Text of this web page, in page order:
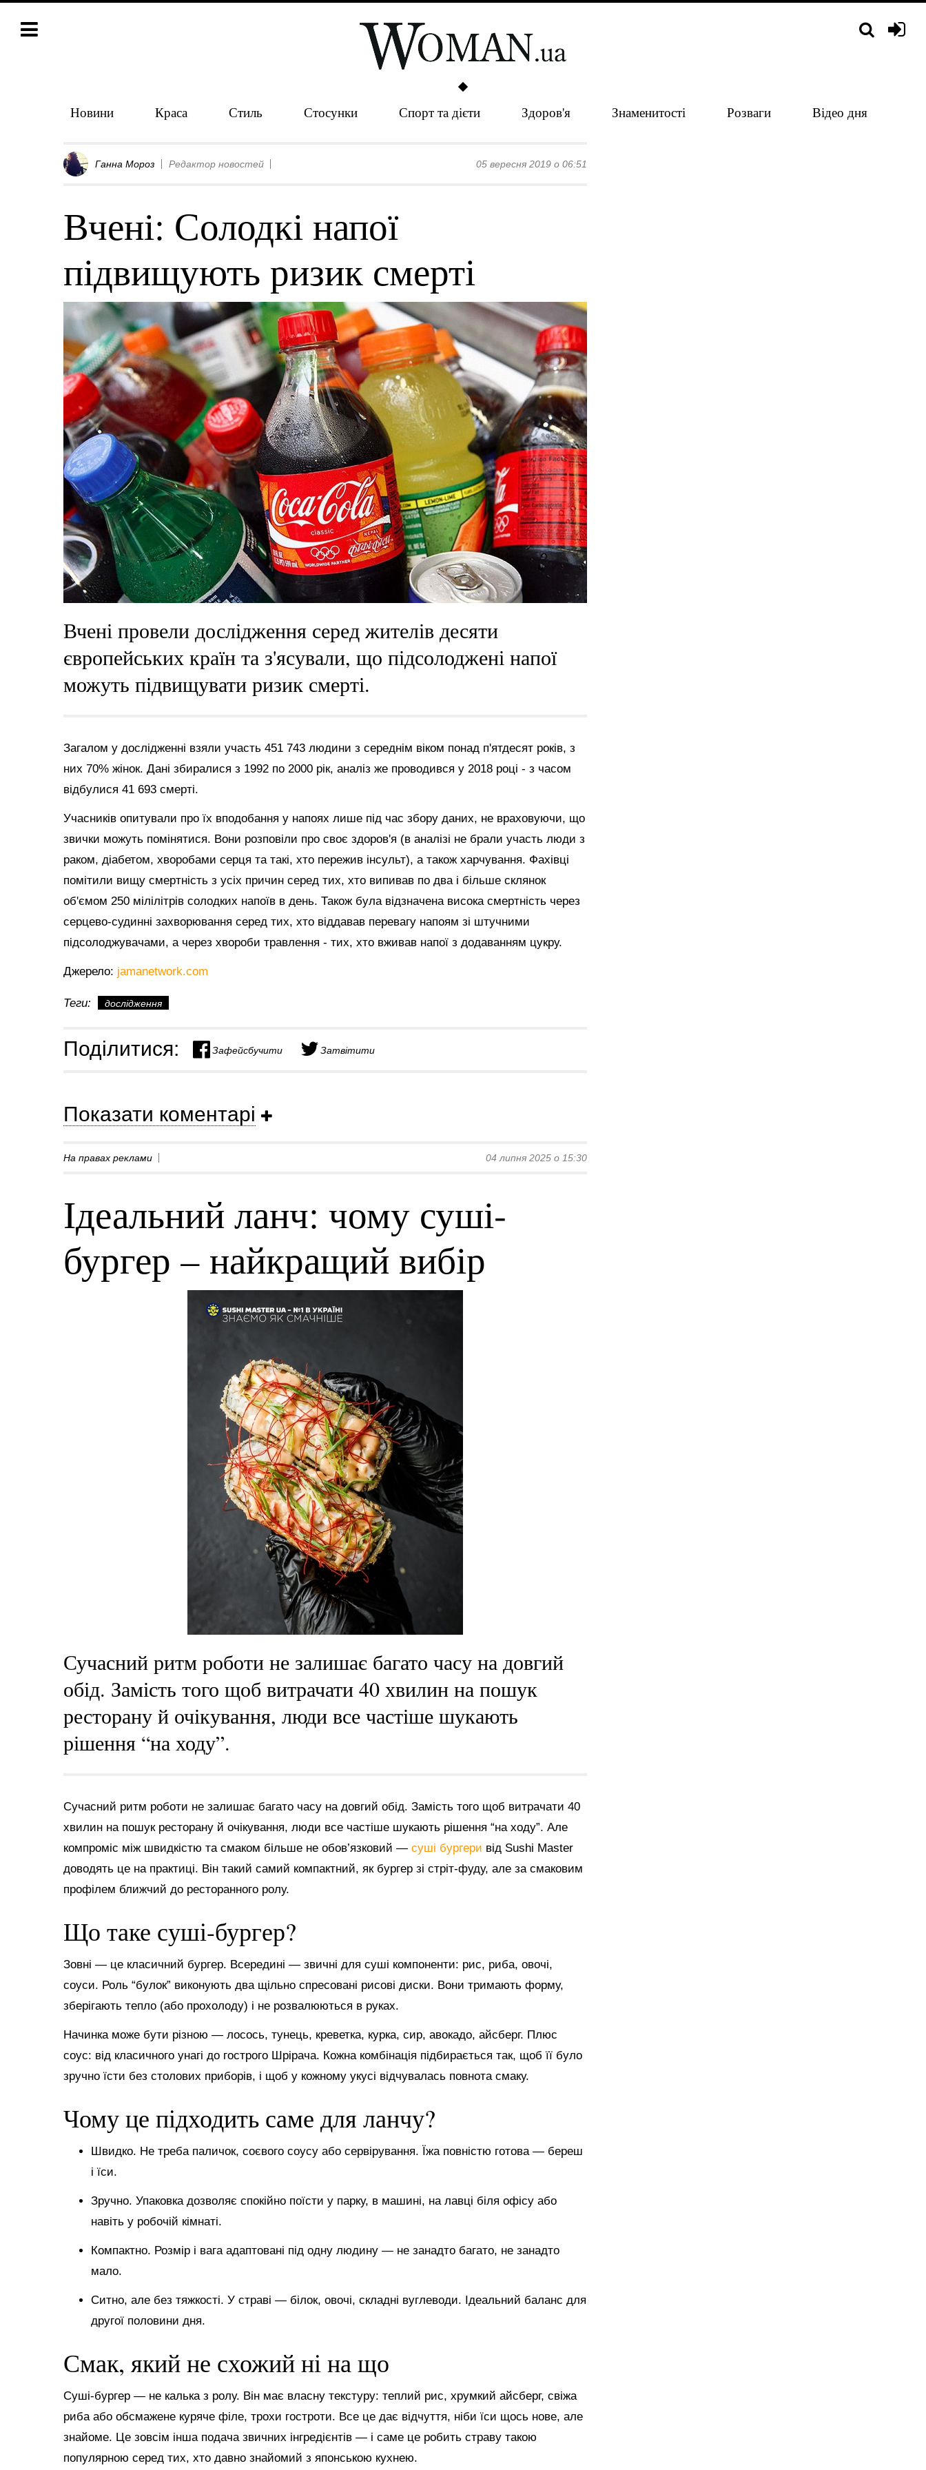
Новини Краса Стиль Стосунки Спорт та дієти Здоров'я Знаменитості Розваги Відео дня
Ганна Мороз Редактор новостей 05 вересня 2019 о 06:51
Вчені: Солодкі напої
підвищують ризик смерті
Вчені провели дослідження серед жителів десяти
європейських країн та з'ясували, що підсолоджені напої
можуть підвищувати ризик смерті.
Загалом у дослідженні взяли участь 451 743 людини з середнім віком понад п'ятдесят років, з
них 70% жінок. Дані збиралися з 1992 по 2000 рік, аналіз же проводився у 2018 році - з часом
відбулися 41 693 смерті.
Учасників опитували про їх вподобання у напоях лише під час збору даних, не враховуючи, що
звички можуть помінятися. Вони розповіли про своє здоров'я (в аналізі не брали участь люди з
раком, діабетом, хворобами серця та такі, хто пережив інсульт), а також харчування. Фахівці
помітили вищу смертність з усіх причин серед тих, хто випивав по два і більше склянок
об'ємом 250 мілілітрів солодких напоїв в день. Також була відзначена висока смертність через
серцево-судинні захворювання серед тих, хто віддавав перевагу напоям зі штучними
підсолоджувачами, а через хвороби травлення - тих, хто вживав напої з додаванням цукру.
Джерело: jamanetwork.com
Теги: дослідження
Поділитися: Зафейсбучити Затвітити
Показати коментарі
На правах реклами 04 липня 2025 о 15:30
Ідеальний ланч: чому суші-
бургер – найкращий вибір
Сучасний ритм роботи не залишає багато часу на довгий
обід. Замість того щоб витрачати 40 хвилин на пошук
ресторану й очікування, люди все частіше шукають
рішення “на ходу”.
Сучасний ритм роботи не залишає багато часу на довгий обід. Замість того щоб витрачати 40
хвилин на пошук ресторану й очікування, люди все частіше шукають рішення “на ходу”. Але
компроміс між швидкістю та смаком більше не обов’язковий — суші бургери від Sushi Master
доводять це на практиці. Він такий самий компактний, як бургер зі стріт-фуду, але за смаковим
профілем ближчий до ресторанного ролу.
Що таке суші-бургер?
Зовні — це класичний бургер. Всередині — звичні для суші компоненти: рис, риба, овочі,
соуси. Роль “булок” виконують два щільно спресовані рисові диски. Вони тримають форму,
зберігають тепло (або прохолоду) і не розвалюються в руках.
Начинка може бути різною — лосось, тунець, креветка, курка, сир, авокадо, айсберг. Плюс
соус: від класичного унагі до гострого Шрірача. Кожна комбінація підбирається так, щоб її було
зручно їсти без столових приборів, і щоб у кожному укусі відчувалась повнота смаку.
Чому це підходить саме для ланчу?
Швидко. Не треба паличок, соєвого соусу або сервірування. Їжа повністю готова — береш
і їси.
Зручно. Упаковка дозволяє спокійно поїсти у парку, в машині, на лавці біля офісу або
навіть у робочій кімнаті.
Компактно. Розмір і вага адаптовані під одну людину — не занадто багато, не занадто
мало.
Ситно, але без тяжкості. У страві — білок, овочі, складні вуглеводи. Ідеальний баланс для
другої половини дня.
Смак, який не схожий ні на що
Суші-бургер — не калька з ролу. Він має власну текстуру: теплий рис, хрумкий айсберг, свіжа
риба або обсмажене куряче філе, трохи гостроти. Все це дає відчуття, ніби їси щось нове, але
знайоме. Це зовсім інша подача звичних інгредієнтів — і саме це робить страву такою
популярною серед тих, хто давно знайомий з японською кухнею.